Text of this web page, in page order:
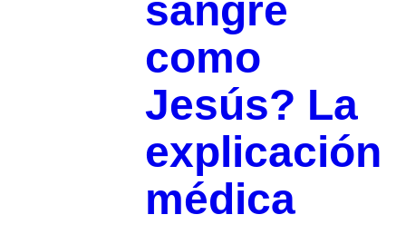
sangre
como
Jesús? La
explicación
médica